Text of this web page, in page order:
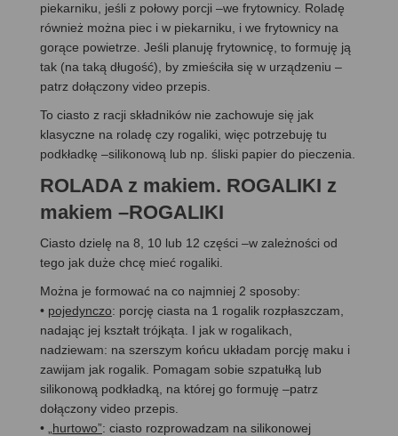
piekarniku, jeśli z połowy porcji –we frytownicy. Roladę
również można piec i w piekarniku, i we frytownicy na
gorące powietrze. Jeśli planuję frytownicę, to formuję ją
tak (na taką długość), by zmieściła się w urządzeniu –
patrz dołączony video przepis.
To ciasto z racji składników nie zachowuje się jak
klasyczne na roladę czy rogaliki, więc potrzebuję tu
podkładkę –silikonową lub np. śliski papier do pieczenia.
ROLADA z makiem. ROGALIKI z
makiem –ROGALIKI
Ciasto dzielę na 8, 10 lub 12 części –w zależności od
tego jak duże chcę mieć rogaliki.
Można je formować na co najmniej 2 sposoby:
• pojedynczo: porcję ciasta na 1 rogalik rozpłaszczam,
nadając jej kształt trójkąta. I jak w rogalikach,
nadziewam: na szerszym końcu układam porcję maku i
zawijam jak rogalik. Pomagam sobie szpatułką lub
silikonową podkładką, na której go formuję –patrz
dołączony video przepis.
• „ hurtowo”: ciasto rozprowadzam na silikonowej